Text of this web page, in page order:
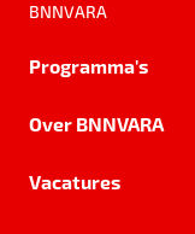
BNNVARA
Programma's
Over BNNVARA
Vacatures